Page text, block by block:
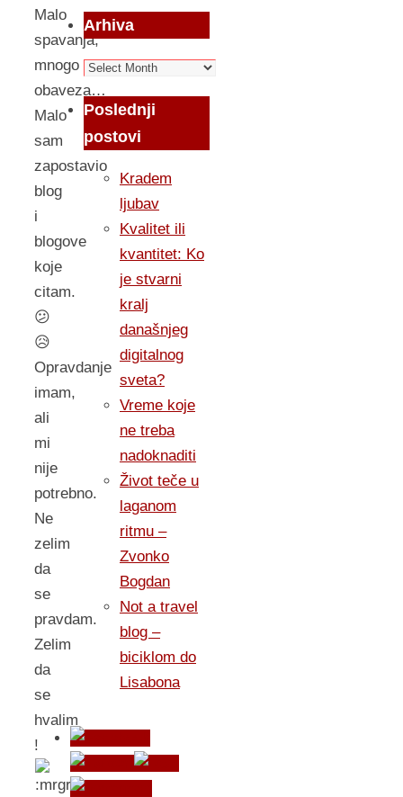
Malo
spavanja,
mnogo
obaveza…
Malo
sam
zapostavio
blog
i
blogove
koje
citam.
😕
😥
Opravdanje
imam,
ali
mi
nije
potrebno.
Ne
zelim
da
se
pravdam.
Zelim
da
se
hvalim
!
Arhiva
Arhiva
Poslednji
postovi
Kradem
ljubav
Kvalitet ili
kvantitet: Ko
je stvarni
kralj
današnjeg
digitalnog
sveta?
Vreme koje
ne treba
nadoknaditi
Život teče u
laganom
ritmu –
Zvonko
Bogdan
Not a travel
blog –
biciklom do
Lisabona